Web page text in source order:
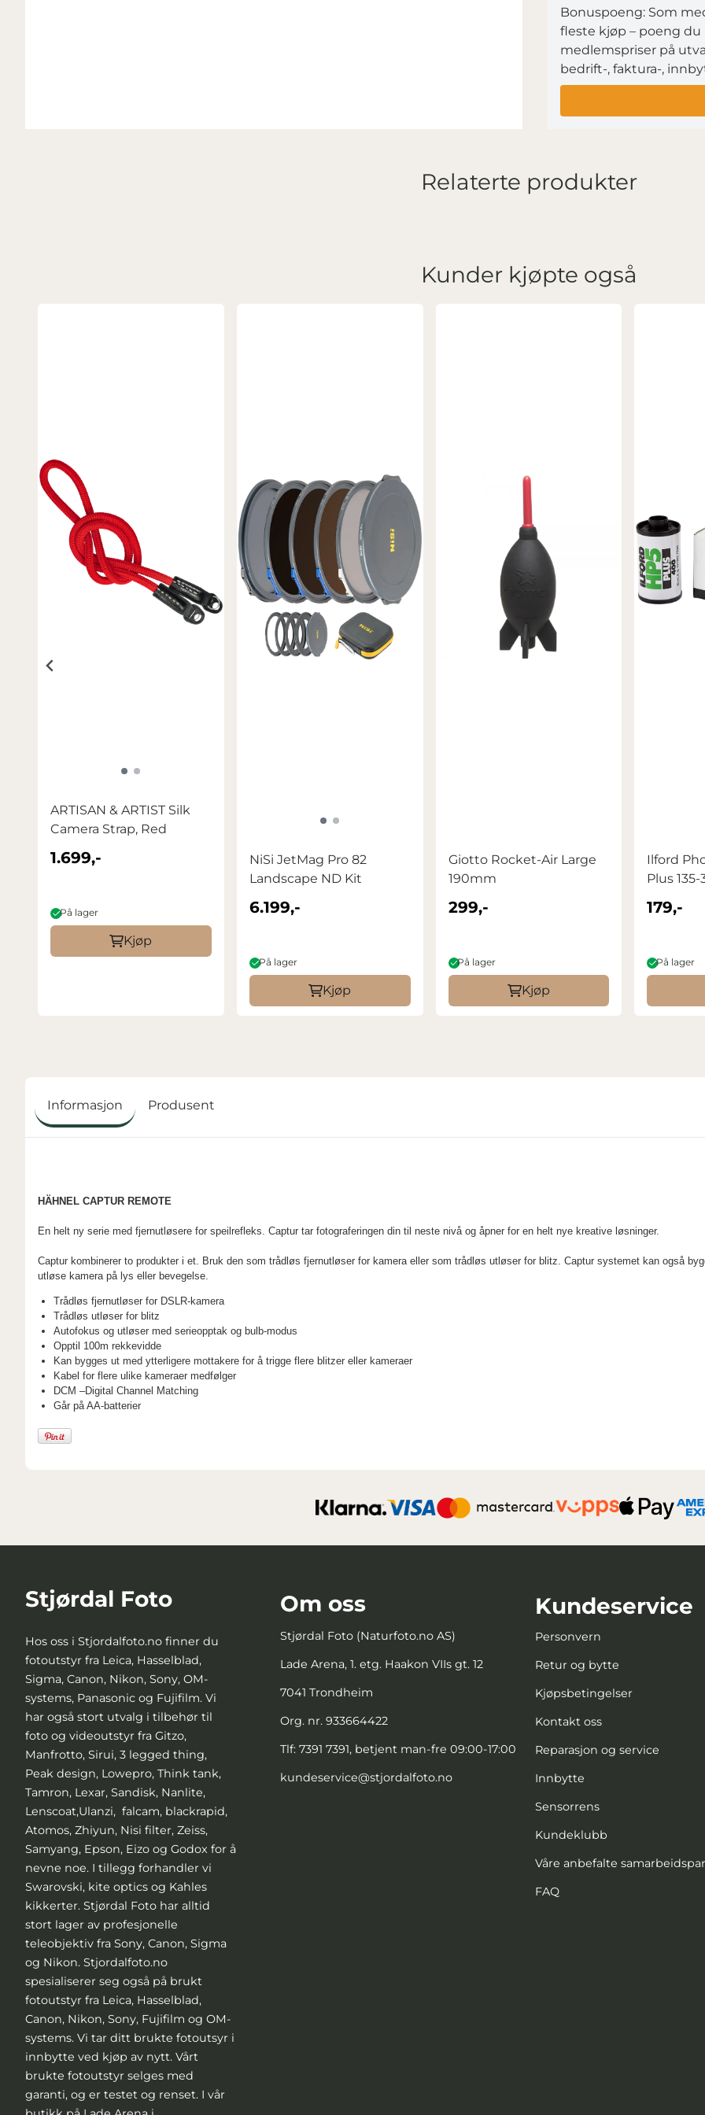
Bonuspoeng: Som
fleste kjøp – poeng
medlemspriser på
bedrift-, faktura-,
Relaterte produkter
Kunder kjøpte også
ARTISAN & ARTIST Silk
Camera Strap, Red
1.699,-
På lager
Kjøp
NiSi JetMag Pro 82
Landscape ND Kit
6.199,-
På lager
Kjøp
Giotto Rocket-Air Large
190mm
299,-
På lager
Kjøp
Ilford
Plus
179,-
På lager
Informasjon Produsent
HÄHNEL CAPTUR REMOTE
En helt ny serie med fjernutløsere for speilrefleks. Captur tar fotograferingen din til neste nivå og åpner for en helt nye kreative løsninger.
Captur kombinerer to produkter i et. Bruk den som trådløs fjernutløser for kamera eller som trådløs utløser for blitz. Captur systemet kan også
utløse kamera på lys eller bevegelse.
Trådløs fjernutløser for DSLR-kamera
Trådløs utløser for blitz
Autofokus og utløser med serieopptak og bulb-modus
Opptil 100m rekkevidde
Kan bygges ut med ytterligere mottakere for å trigge flere blitzer eller kameraer
Kabel for flere ulike kameraer medfølger
DCM –Digital Channel Matching
Går på AA-batterier
Stjørdal Foto
Hos oss i Stjordalfoto.no finner du
fotoutstyr fra Leica, Hasselblad,
Sigma, Canon, Nikon, Sony, OM-
systems, Panasonic og Fujifilm. Vi
har også stort utvalg i tilbehør til
foto og videoutstyr fra Gitzo,
Manfrotto, Sirui, 3 legged thing,
Peak design, Lowepro, Think tank,
Tamron, Lexar, Sandisk, Nanlite,
Lenscoat,Ulanzi, falcam, blackrapid,
Atomos, Zhiyun, Nisi filter, Zeiss,
Samyang, Epson, Eizo og Godox for å
nevne noe. I tillegg forhandler vi
Swarovski, kite optics og Kahles
kikkerter. Stjørdal Foto har alltid
stort lager av profesjonelle
teleobjektiv fra Sony, Canon, Sigma
og Nikon. Stjordalfoto.no
spesialiserer seg også på brukt
fotoutstyr fra Leica, Hasselblad,
Canon, Nikon, Sony, Fujifilm og OM-
systems. Vi tar ditt brukte fotoutsyr i
innbytte ved kjøp av nytt. Vårt
brukte fotoutstyr selges med
garanti, og er testet og renset. I vår
Om oss
Stjørdal Foto (Naturfoto.no AS)
Lade Arena, 1. etg. Haakon VIIs gt. 12
7041 Trondheim
Org. nr. 933664422
Tlf: 7391 7391, betjent man-fre 09:00-17:00
kundeservice@stjordalfoto.no
Kundeservice
Personvern
Retur og bytte
Kjøpsbetingelser
Kontakt oss
Reparasjon og service
Innbytte
Sensorrens
Kundeklubb
Våre anbefalte
FAQ